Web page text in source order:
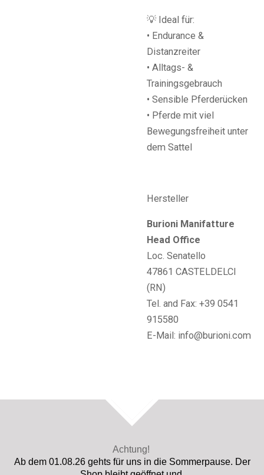
💡 Ideal für:
• Endurance &
Distanzreiter
• Alltags- &
Trainingsgebrauch
• Sensible Pferderücken
• Pferde mit viel
Bewegungsfreiheit unter
dem Sattel
Hersteller
Burioni Manifatture
Head Office
Loc. Senatello
47861 CASTELDELCI
(RN)
Tel. and Fax: +39 0541
915580
E-Mail: info@burioni.com
Achtung!
Ab dem 01.08.26 gehts für uns in die Sommerpause. Der